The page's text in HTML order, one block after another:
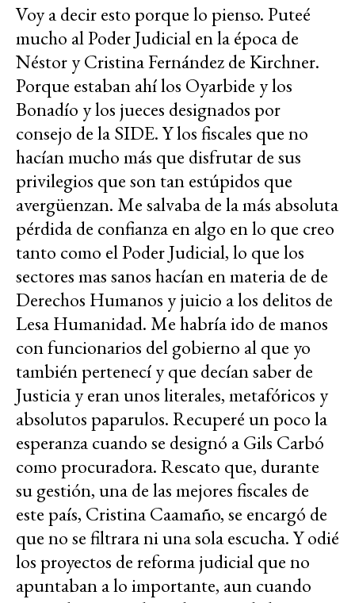
Voy a decir esto porque lo pienso. Puteé
mucho al Poder Judicial en la época de
Néstor y Cristina Fernández de Kirchner.
Porque estaban ahí los Oyarbide y los
Bonadío y los jueces designados por
consejo de la SIDE. Y los fiscales que no
hacían mucho más que disfrutar de sus
privilegios que son tan estúpidos que
avergüenzan. Me salvaba de la más absoluta
pérdida de confianza en algo en lo que creo
tanto como el Poder Judicial, lo que los
sectores mas sanos hacían en materia de de
Derechos Humanos y juicio a los delitos de
Lesa Humanidad. Me habría ido de manos
con funcionarios del gobierno al que yo
también pertenecí y que decían saber de
Justicia y eran unos literales, metafóricos y
absolutos paparulos. Recuperé un poco la
esperanza cuando se designó a Gils Carbó
como procuradora. Rescato que, durante
su gestión, una de las mejores fiscales de
este país, Cristina Caamaño, se encargó de
que no se filtrara ni una sola escucha. Y odié
los proyectos de reforma judicial que no
apuntaban a lo importante, aun cuando